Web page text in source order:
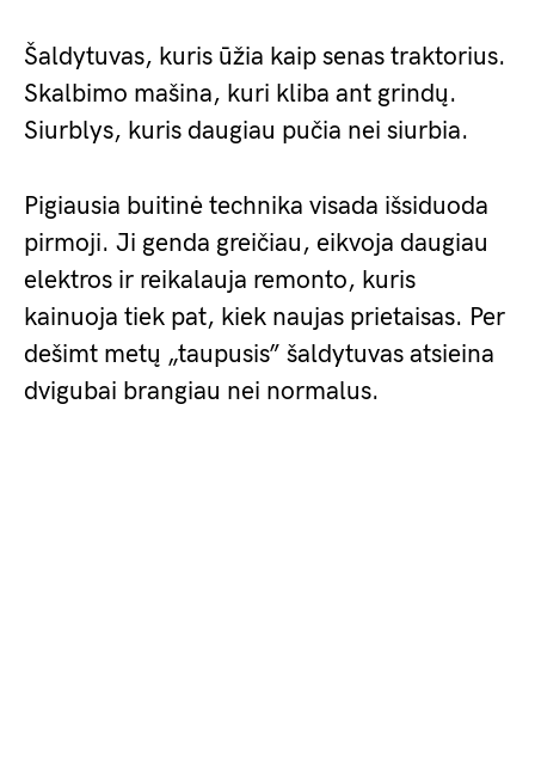
Šaldytuvas, kuris ūžia kaip senas traktorius.
Skalbimo mašina, kuri kliba ant grindų.
Siurblys, kuris daugiau pučia nei siurbia.
Pigiausia buitinė technika visada išsiduoda
pirmoji. Ji genda greičiau, eikvoja daugiau
elektros ir reikalauja remonto, kuris
kainuoja tiek pat, kiek naujas prietaisas. Per
dešimt metų „taupusis” šaldytuvas atsieina
dvigubai brangiau nei normalus.